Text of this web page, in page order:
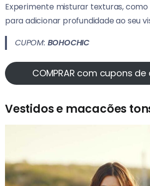
Experimente misturar texturas,
para adicionar profundidade ao seu
CUPOM: BOHOCHIC
COMPRAR com cupons
Vestidos e macacões